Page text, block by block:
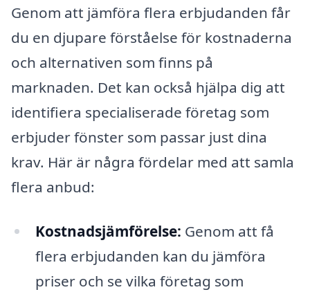
Genom att jämföra flera erbjudanden får
du en djupare förståelse för kostnaderna
och alternativen som finns på
marknaden. Det kan också hjälpa dig att
identifiera specialiserade företag som
erbjuder fönster som passar just dina
krav. Här är några fördelar med att samla
flera anbud:
Kostnadsjämförelse: Genom att få
flera erbjudanden kan du jämföra
priser och se vilka företag som